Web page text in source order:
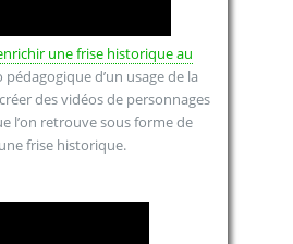
une frise historique au
d’un usage de la
des vidéos de personnages
l’on retrouve sous forme de
frise historique.